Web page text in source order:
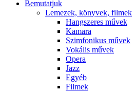
Bemutatjuk
Lemezek, könyvek, filmek
Hangszeres művek
Kamara
Szimfonikus művek
Vokális művek
Opera
Jazz
Egyéb
Filmek